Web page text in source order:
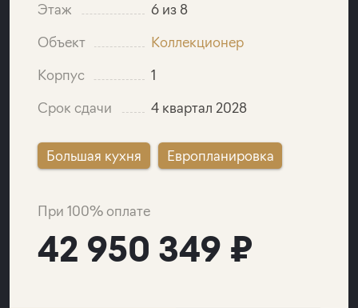
Этаж
6 из 8
Объект
Коллекционер
Корпус
1
Срок сдачи
4 квартал 2028
Большая кухня Европланировка
При 100% оплате
42 950 349 ₽